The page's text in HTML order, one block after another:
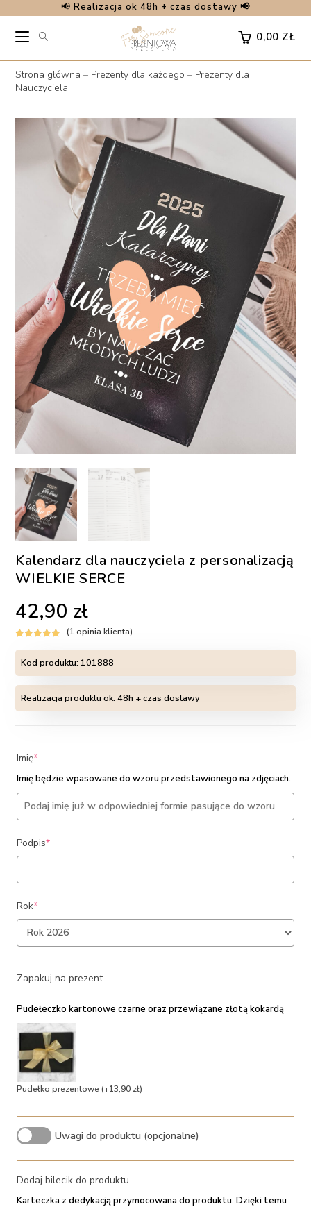
content
📢 Realizacja ok 48h + czas dostawy 📢
0,00 ZŁ
Strona główna – Prezenty dla każdego – Prezenty dla
Nauczyciela
Kalendarz dla nauczyciela z personalizacją
WIELKIE SERCE
42,90 zł
5.00
na 5 na
podstawie
oceny klienta
(1 opinia klienta)
Kod produktu: 101888
Realizacja produktu ok. 48h + czas dostawy
Imię*(required)
Imię będzie wpasowane do wzoru przedstawionego na zdjęciach.
Podpis*(required)
Rok*(required)
Zapakuj na prezent
Pudełeczko kartonowe czarne oraz przewiązane złotą kokardą
Pudełko prezentowe (+13,90 zł)
Uwagi do produktu (opcjonalne)
Dodaj bilecik do produktu
Karteczka z dedykacją przymocowana do produktu. Dzięki temu